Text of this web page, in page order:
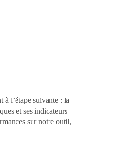
à l’étape suivante : la
et ses indicateurs
sur notre outil,